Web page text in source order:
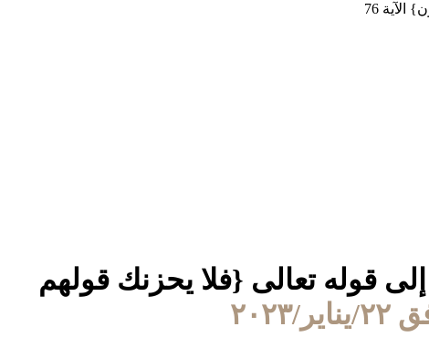
(9) من قوله تعالى {أولم يروا أنا خلقنا لهم مما عملت أيدينا} الآية 71 إلى قوله تعالى {فلا يحزنك قولهم